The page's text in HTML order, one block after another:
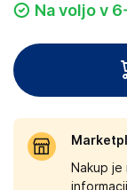
Na voljo v
Nakup
informacij